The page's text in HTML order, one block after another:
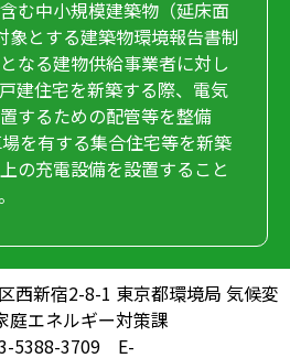
む中小規模建築物（延床面
象とする建築物環境報告書制
なる建物供給事業者に対し
建住宅を新築する際、電気
するための配管等を整備
を有する集合住宅等を新築
の充電設備を設置すること
西新宿2-8-1 東京都環境局 気候変
庭エネルギー対策課
5388-3709 E-